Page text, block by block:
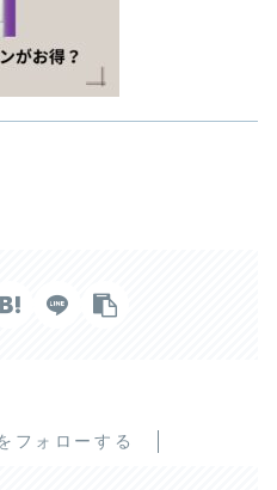
ォローする